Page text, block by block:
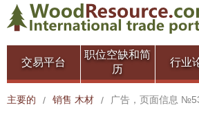
交易平台
职位空缺和简
历
行业
主要的 / 销售 木材 / 广告，页面信息